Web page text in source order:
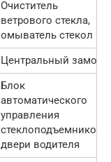
Очиститель
ветрового стекла,
омыватель стекол
Центральный замок
Блок
автоматического
управления
стеклоподъемником
двери водителя